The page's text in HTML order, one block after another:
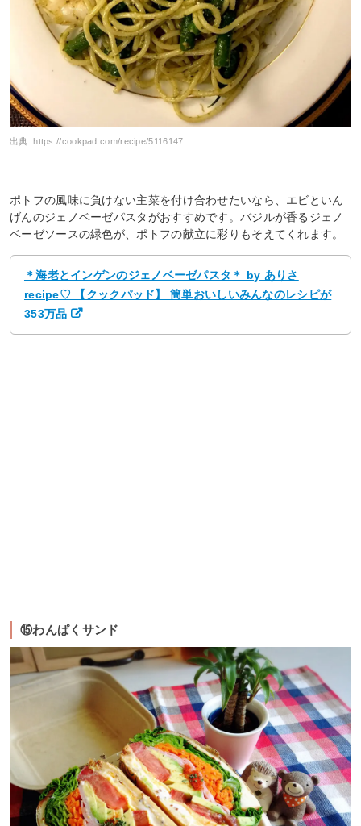
出典:https://cookpad.com/recipe/5116147
ポトフの風味に負けない主菜を付け合わせたいなら、エビといん
げんのジェノベーゼパスタがおすすめです。バジルが香るジェノ
ベーゼソースの緑色が、ポトフの献立に彩りもそえてくれます。
＊海老とインゲンのジェノベーゼパスタ＊ by ありさ
recipe♡ 【クックパッド】 簡単おいしいみんなのレシピが
353万品
⑮わんぱくサンド